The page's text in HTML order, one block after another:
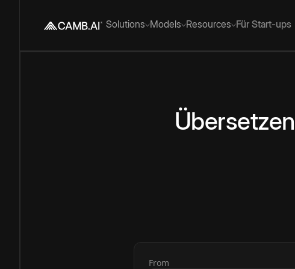
Solutions Models Resources Für Start-ups
Übersetzen
From